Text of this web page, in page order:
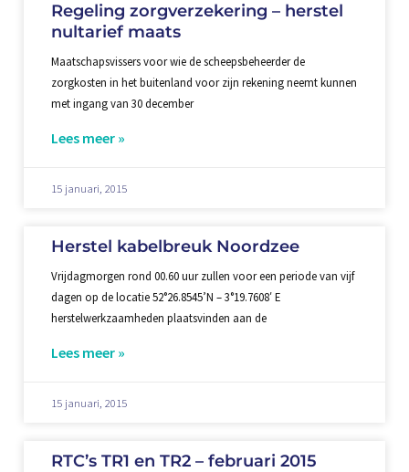
Regeling zorgverzekering – herstel
nultarief maats
Maatschapsvissers voor wie de scheepsbeheerder de
zorgkosten in het buitenland voor zijn rekening neemt kunnen
met ingang van 30 december
Lees meer »
15 januari, 2015
Herstel kabelbreuk Noordzee
Vrijdagmorgen rond 00.60 uur zullen voor een periode van vijf
dagen op de locatie 52°26.8545’N – 3°19.7608′ E
herstelwerkzaamheden plaatsvinden aan de
Lees meer »
15 januari, 2015
RTC’s TR1 en TR2 – februari 2015